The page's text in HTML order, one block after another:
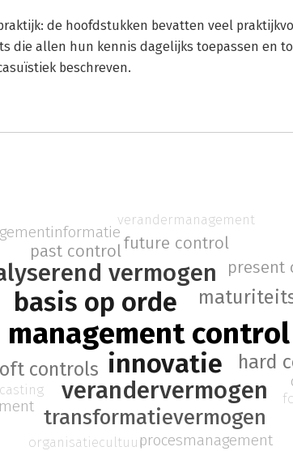
de hoofdstukken bevatten veel
die allen hun kennis dagelijks toepassen en
beschreven.
management control
basis op orde
innovatie
verandervermogen
vermogen
transformatievermogen
controls hard
past controlfuture control
present
procesmanagement
organisatiecultuur
verandermanagement